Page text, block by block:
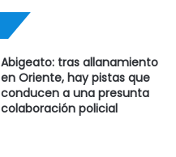
Abigeato: tras allanamiento
en Oriente, hay pistas que
conducen a una presunta
colaboración policial